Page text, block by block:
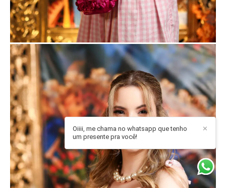
✕
Oiiii, me chama no whatsapp que tenho
um presente pra você!